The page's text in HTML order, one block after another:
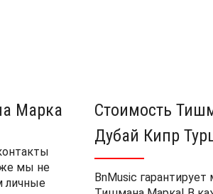
Марка
мы не
личные
Стоимость
Дубай Кипр
BnMusic